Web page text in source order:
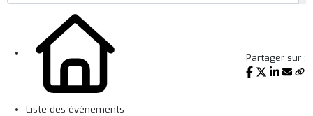
Liste des évènements
Partager sur :